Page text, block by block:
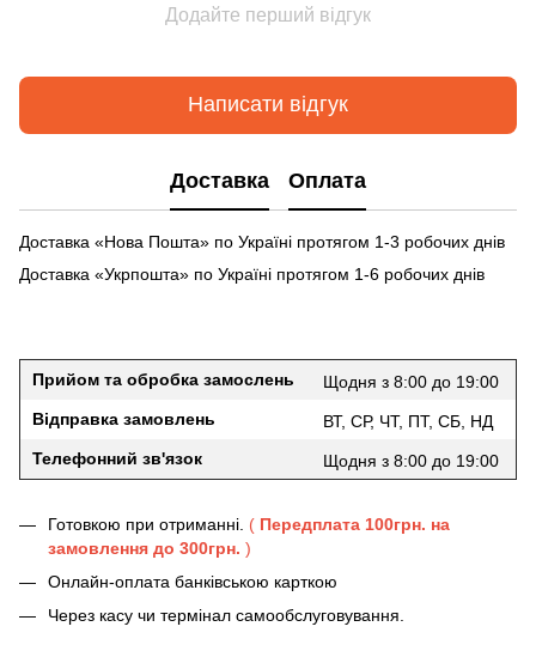
Додайте перший відгук
Написати відгук
Доставка Оплата
Доставка «Нова Пошта» по Україні протягом 1-3 робочих днів
Доставка «Укрпошта» по Україні протягом 1-6 робочих днів
Прийом та обробка замослень
Щодня з 8:00 до 19:00
Відправка замовлень
ВТ, СР, ЧТ, ПТ, СБ, НД
Телефонний зв'язок
Щодня з 8:00 до 19:00
Готовкою при отриманні. ( Передплата 100грн. на
замовлення до 300грн. )
Онлайн-оплата банківською карткою
Через касу чи термінал самообслуговування.